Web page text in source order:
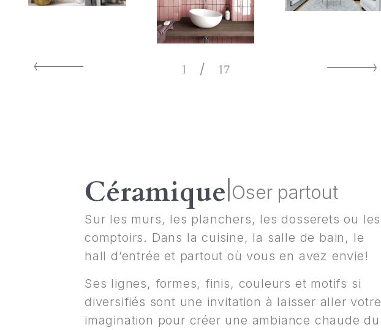
1 / 17
Céramique|Oser partout
Sur les murs, les planchers, les dosserets ou les
comptoirs. Dans la cuisine, la salle de bain, le
hall d’entrée et partout où vous en avez envie!
Ses lignes, formes, finis, couleurs et motifs si
diversifiés sont une invitation à laisser aller votre
imagination pour créer une ambiance chaude du